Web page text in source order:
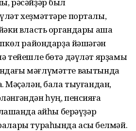
хеҙмәттәре порталы,
власть органдары аша
райондарҙа йәшәгән
тейешле бөтә дәүләт ярҙамы
мәғлүмәтте ваҡытында
Мәҫәлән, бала тыуғандан,
һуң, пенсияға
ҡайһы берәүҙәр
тураһында асыҡ белмәй.